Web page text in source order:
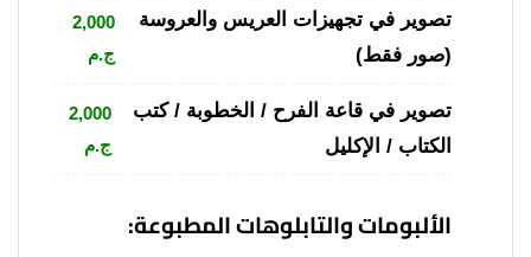
تصوير في تجهيزات العريس والعروسة
(صور فقط)
2,000
ج.م
تصوير في قاعة الفرح / الخطوبة / كتب
الكتاب / الإكليل
2,000
ج.م
الألبومات والتابلوهات المطبوعة: